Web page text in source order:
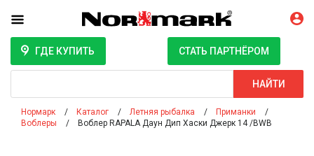
ГДЕ КУПИТЬ СТАТЬ ПАРТНЁРОМ
НАЙТИ
Нормарк Каталог Летняя рыбалка
Приманки
Воблеры
Воблер RAPALA Даун Дип Хаски Джерк 14 /BWB